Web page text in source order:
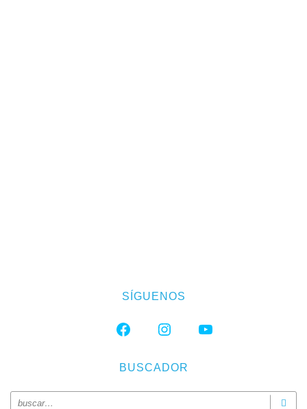
SÍGUENOS
FACEBOOKINSTAGRAMYOUTUBE
BUSCADOR